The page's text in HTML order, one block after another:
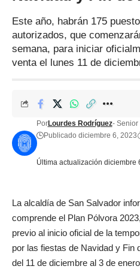
Este año, habrán 175
autorizados, que
semana, para iniciar
venta el lunes 11 de
Última actualización diciembre
PorLourdes Rodríguez- Senior
Publicado diciembre 6, 2023
La alcaldía de San Salvador
comprende el Plan Pólvora
previo al inicio oficial de la
por las fiestas de Navidad y Fin
del 11 de diciembre al 3 de